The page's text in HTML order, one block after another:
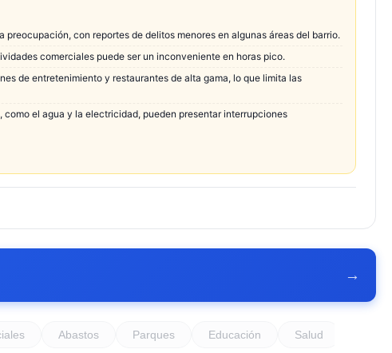
preocupación, con reportes de delitos menores en algunas áreas del barrio.
comerciales puede ser un inconveniente en horas pico.
de entretenimiento y restaurantes de alta gama, lo que limita las
como el agua y la electricidad, pueden presentar interrupciones
→
Abastos Parques Educación Salud